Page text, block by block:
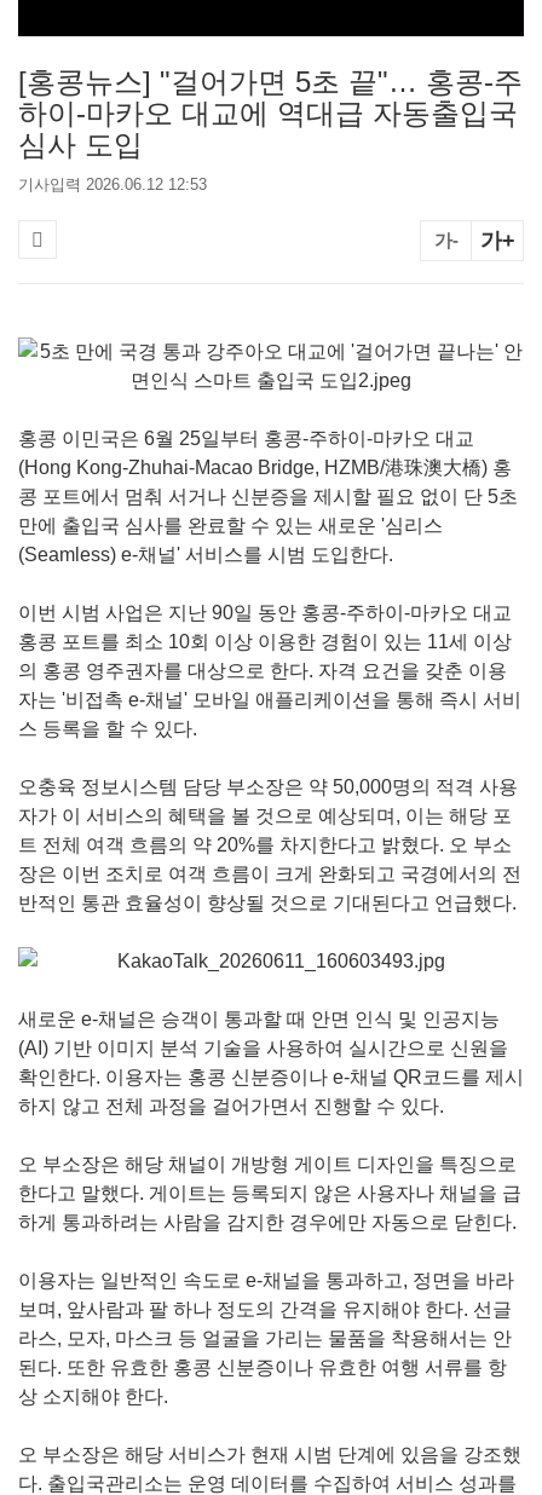
[홍콩뉴스] "걸어가면 5초 끝"… 홍콩-주
하이-마카오 대교에 역대급 자동출입국
심사 도입
기사입력 2026.06.12 12:53
가- 가+
홍콩 이민국은 6월 25일부터 홍콩-주하이-마카오 대교
(Hong Kong-Zhuhai-Macao Bridge, HZMB/港珠澳大橋) 홍
콩 포트에서 멈춰 서거나 신분증을 제시할 필요 없이 단 5초
만에 출입국 심사를 완료할 수 있는 새로운 '심리스
(Seamless) e-채널' 서비스를 시범 도입한다.
이번 시범 사업은 지난 90일 동안 홍콩-주하이-마카오 대교
홍콩 포트를 최소 10회 이상 이용한 경험이 있는 11세 이상
의 홍콩 영주권자를 대상으로 한다. 자격 요건을 갖춘 이용
자는 '비접촉 e-채널' 모바일 애플리케이션을 통해 즉시 서비
스 등록을 할 수 있다.
오충육 정보시스템 담당 부소장은 약 50,000명의 적격 사용
자가 이 서비스의 혜택을 볼 것으로 예상되며, 이는 해당 포
트 전체 여객 흐름의 약 20%를 차지한다고 밝혔다. 오 부소
장은 이번 조치로 여객 흐름이 크게 완화되고 국경에서의 전
반적인 통관 효율성이 향상될 것으로 기대된다고 언급했다.
새로운 e-채널은 승객이 통과할 때 안면 인식 및 인공지능
(AI) 기반 이미지 분석 기술을 사용하여 실시간으로 신원을
확인한다. 이용자는 홍콩 신분증이나 e-채널 QR코드를 제시
하지 않고 전체 과정을 걸어가면서 진행할 수 있다.
오 부소장은 해당 채널이 개방형 게이트 디자인을 특징으로
한다고 말했다. 게이트는 등록되지 않은 사용자나 채널을 급
하게 통과하려는 사람을 감지한 경우에만 자동으로 닫힌다.
이용자는 일반적인 속도로 e-채널을 통과하고, 정면을 바라
보며, 앞사람과 팔 하나 정도의 간격을 유지해야 한다. 선글
라스, 모자, 마스크 등 얼굴을 가리는 물품을 착용해서는 안
된다. 또한 유효한 홍콩 신분증이나 유효한 여행 서류를 항
상 소지해야 한다.
오 부소장은 해당 서비스가 현재 시범 단계에 있음을 강조했
다. 출입국관리소는 운영 데이터를 수집하여 서비스 성과를